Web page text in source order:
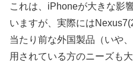
これは、iPhoneが大きな影
いますが、実際には
当たり前な外国製品（いや
用されている方のニーズも